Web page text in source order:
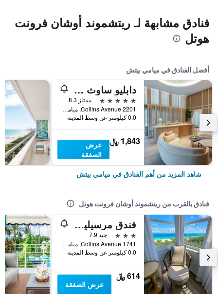
فنادق مشابهة لـ ريتشموند أوشان فرونت
هوتل
أفضل الفنادق في ميامي بيتش
دابليو ساوث بيتش
5 نجوم
ممتاز 8.3
2201 Collins Avenue, ميامي بيتش, FL, الولايات المتحدة الأميريكية
0.0 كيلومتر عن وسط المدينة
1,843 ﷼
عرض
الصفقة
شاهد المزيد من أهم الفنادق في ميامي بيتش
فنادق بالقرب من ريتشموند أوشان فرونت هوتل
فندق مرسيليا بيتش فرونت
3 نجوم
جيد 7.9
1741 Collins Avenue, ميامي بيتش, FL, الولايات المتحدة الأميريكية
0.0 كيلومتر عن وسط المدينة
614 ﷼
عرض الصفقة